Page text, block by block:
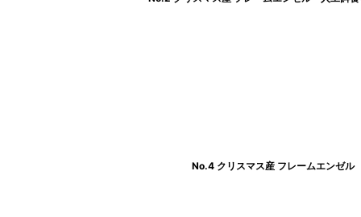
No.4 クリスマス産 フレームエンゼル